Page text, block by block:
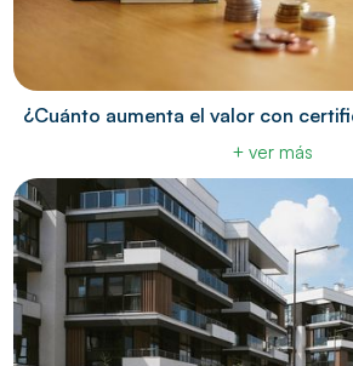
¿Cuánto aumenta el valor con
+ ver más